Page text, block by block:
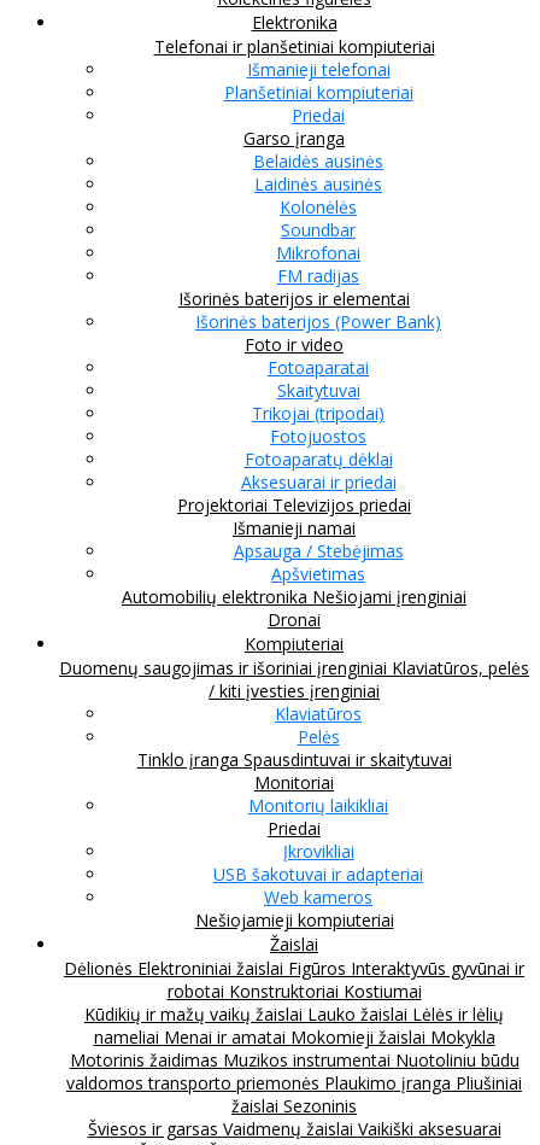
Elektronika
Telefonai ir planšetiniai kompiuteriai
Išmanieji telefonai
Planšetiniai kompiuteriai
Priedai
Garso įranga
Belaidės ausinės
Laidinės ausinės
Kolonėlės
Soundbar
Mikrofonai
FM radijas
Išorinės baterijos ir elementai
Išorinės baterijos (Power Bank)
Foto ir video
Fotoaparatai
Skaitytuvai
Trikojai (tripodai)
Fotojuostos
Fotoaparatų dėklai
Aksesuarai ir priedai
Projektoriai Televizijos priedai
Išmanieji namai
Apsauga / Stebėjimas
Apšvietimas
Automobilių elektronika Nešiojami įrenginiai
Dronai
Kompiuteriai
Duomenų saugojimas ir išoriniai įrenginiai Klaviatūros, pelės
/ kiti įvesties įrenginiai
Klaviatūros
Pelės
Tinklo įranga Spausdintuvai ir skaitytuvai
Monitoriai
Monitorių laikikliai
Priedai
Įkrovikliai
USB šakotuvai ir adapteriai
Web kameros
Nešiojamieji kompiuteriai
Žaislai
Dėlionės Elektroniniai žaislai Figūros Interaktyvūs gyvūnai ir
robotai Konstruktoriai Kostiumai
Kūdikių ir mažų vaikų žaislai Lauko žaislai Lėlės ir lėlių
nameliai Menai ir amatai Mokomieji žaislai Mokykla
Motorinis žaidimas Muzikos instrumentai Nuotoliniu būdu
valdomos transporto priemonės Plaukimo įranga Pliušiniai
žaislai Sezoninis
Šviesos ir garsas Vaidmenų žaislai Vaikiški aksesuarai